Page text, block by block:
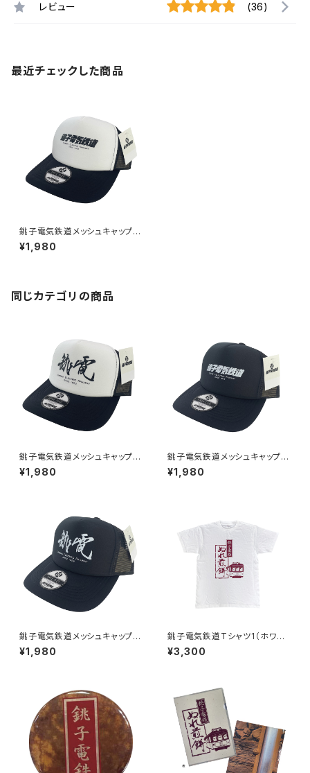
レビュー (36)
最近チェックした商品
銚子電気鉄道メッシュキャップ1
（ホワイト）
¥1,980
同じカテゴリの商品
銚子電気鉄道メッシュキャップ2
（ホワイト）
¥1,980
銚子電気鉄道メッシュキャップ1
（ブラック）
¥1,980
銚子電気鉄道メッシュキャップ2
（ブラック）
¥1,980
銚子電気鉄道Tシャツ1（ホワイ
ト）
¥3,300